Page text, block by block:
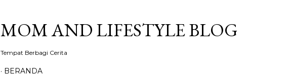
MOM AND LIFESTYLE BLOG
Tempat Berbagi Cerita
BERANDA